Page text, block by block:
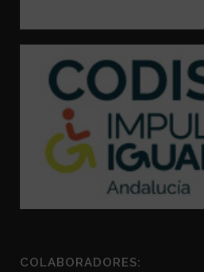
COLABORADORES: